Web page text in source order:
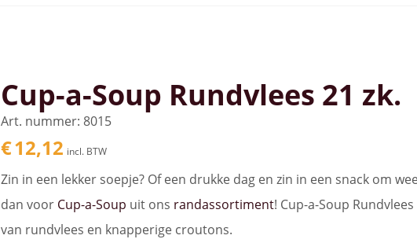
Cup-a-Soup Rundvlees 21 zk.
Art. nummer: 8015
€12,12 incl. BTW
Zin in een lekker soepje? Of een drukke dag en zin in een snack om
dan voor Cup-a-Soup uit ons randassortiment! Cup-a-Soup
van rundvlees en knapperige croutons.